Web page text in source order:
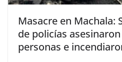
Masacre en Machala:
de policías
personas e